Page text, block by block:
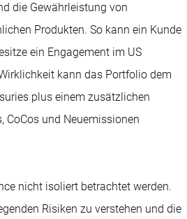
die Gewährleistung von
Produkten. So kann ein Kunde
ein Engagement im US
kann das Portfolio dem
plus einem zusätzlichen
CoCos und Neuemissionen
nicht isoliert betrachtet werden.
Risiken zu verstehen und die